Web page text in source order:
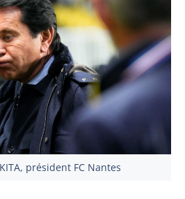
président FC Nantes